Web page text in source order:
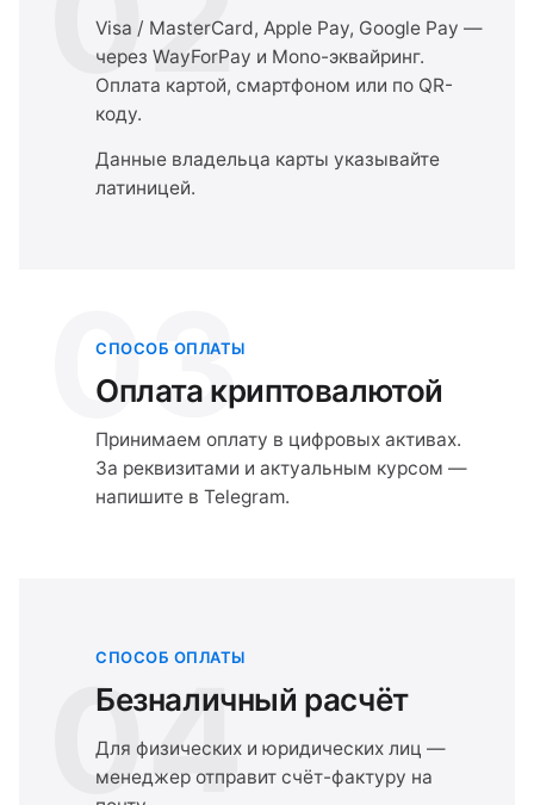
Visa / MasterCard, Apple Pay, Google Pay —
через WayForPay и Mono-эквайринг.
Оплата картой, смартфоном или по QR-
коду.
Данные владельца карты указывайте
латиницей.
03
СПОСОБ ОПЛАТЫ
Оплата криптовалютой
Принимаем оплату в цифровых активах.
За реквизитами и актуальным курсом —
напишите в Telegram.
04
СПОСОБ ОПЛАТЫ
Безналичный расчёт
Для физических и юридических лиц —
менеджер отправит счёт-фактуру на